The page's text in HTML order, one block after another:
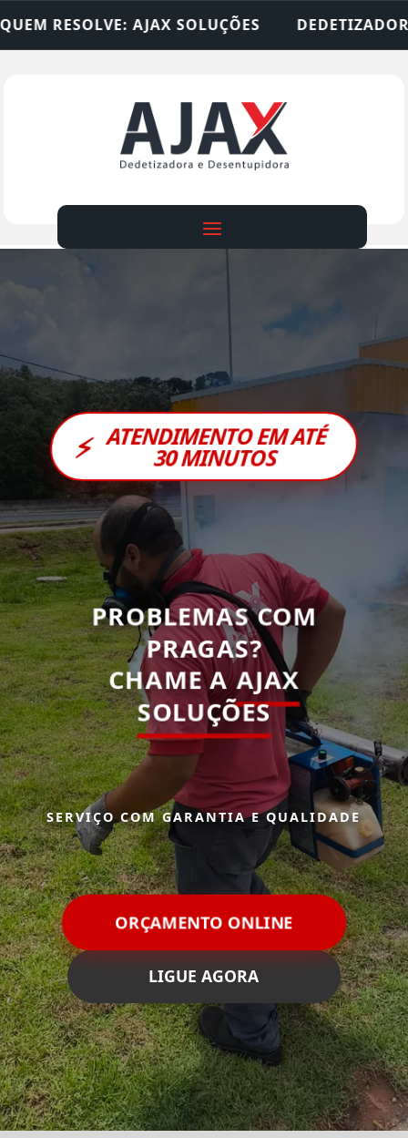
DEDETIZADORA • DESENTUPIDORA
⚡ ATENDIMENTO EM ATÉ
30 MINUTOS
PROBLEMAS COM
PRAGAS?
CHAME AAJAX
SOLUÇÕES
SERVIÇO COM GARANTIA E QUALIDADE
ORÇAMENTO ONLINE
LIGUE AGORA